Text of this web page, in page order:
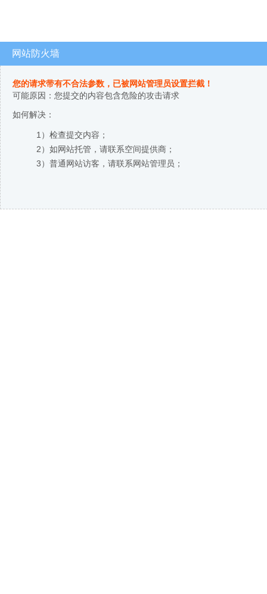
网站防火墙
您的请求带有不合法参数，已被网站管理员设置拦截！
可能原因：您提交的内容包含危险的攻击请求
如何解决：
1）检查提交内容；
2）如网站托管，请联系空间提供商；
3）普通网站访客，请联系网站管理员；